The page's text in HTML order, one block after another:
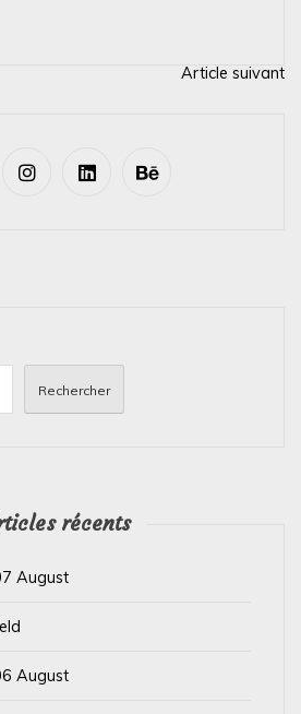
Article suivant
Rechercher
récents
August
August